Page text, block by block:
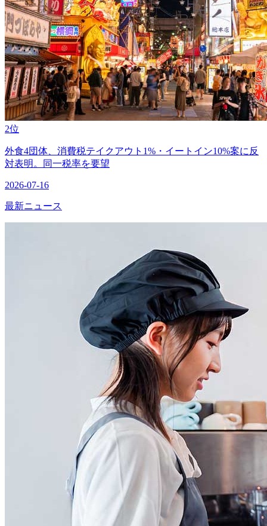
2位
外食4団体、消費税テイクアウト1%・イートイン10%案に反
対表明。同一税率を要望
2026-07-16
最新ニュース